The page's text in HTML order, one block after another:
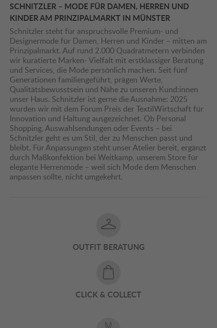
SCHNITZLER – MODE FÜR DAMEN, HERREN UND
KINDER AM PRINZIPALMARKT IN MÜNSTER
Schnitzler steht für anspruchsvolle Premium- und
Designermode für Damen, Herren und Kinder – mitten am
Prinzipalmarkt. Auf rund 2.000 Quadratmetern verbinden
wir kuratierte Marken- Vielfalt mit erstklassiger Beratung
und Services, die Mode persönlich machen. Seit fünf
Generationen familiengeführt, prägen Werte,
Qualitätsbewusstsein und Nähe zu unseren Kund:innen
unser Haus. Schnitzler ist gerne die Ausnahme: 2025
wurden wir mit dem Forum Preis der TextilWirtschaft für
Innovation und Haltung ausgezeichnet. Ob Personal
Shopping, Auswahlsendungen oder Events – bei
Schnitzler geht es um Stil, der zu Menschen passt und
bleibt. Für Anpassungen steht unser Atelier bereit, ergänzt
durch Maßkonfektion bei Weitkamp, unserem Store für
elegante Herrenmode – weil sich Mode dem Menschen
anpassen sollte, nicht umgekehrt.
OUTFIT BERATUNG
CLICK & COLLECT